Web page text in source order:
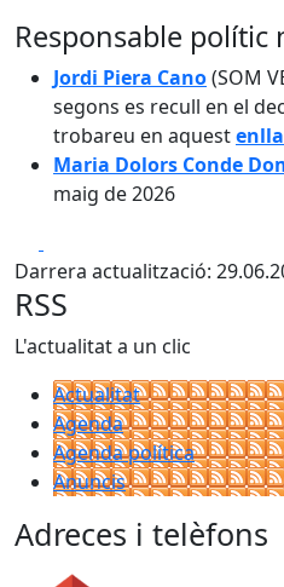
Responsable polític
Jordi Piera Cano(SOM
segons es recull en el
trobareu en aquest
Maria Dolors Conde
maig de 2026
Darrera actualització:
RSS
L'actualitat a un clic
Actualitat
Agenda
Agenda política
Anuncis
Adreces i telèfons